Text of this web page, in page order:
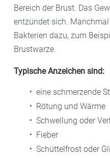
Bereich der Brust. Das
entzündet sich.
Bakterien dazu, zum
Brustwarze.
Typische Anzeichen sind:
eine schmerzende
Rötung und Wärme
Schwellung oder
Fieber
Schüttelfrost oder